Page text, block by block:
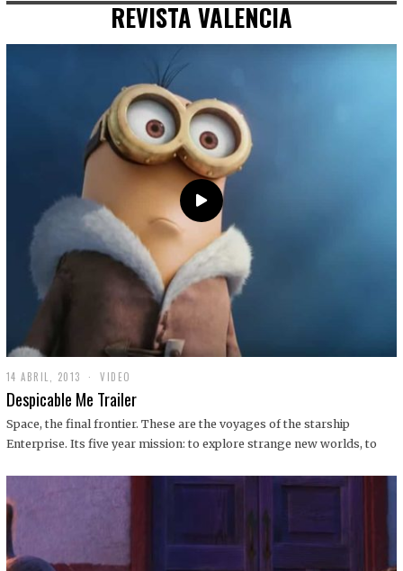
REVISTA VALENCIA
14 ABRIL, 2013
9
D
C
I
1
VIDEO
Despicable Me Trailer
Space, the final frontier. These are the voyages of the starship
Enterprise. Its five year mission: to explore strange new worlds, to